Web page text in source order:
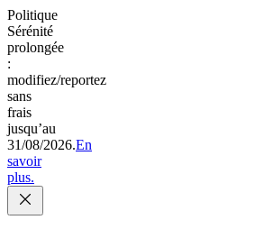
Politique
Sérénité
prolongée
:
modifiez/reportez
sans
frais
jusqu’au
31/08/2026.En
savoir
plus.